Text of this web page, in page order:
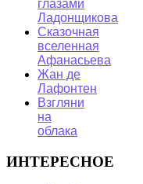
глазами
Ладонщикова
Сказочная
вселенная
Афанасьева
Жан де
Лафонтен
Взгляни
на
облака
ИНТЕРЕСНОЕ